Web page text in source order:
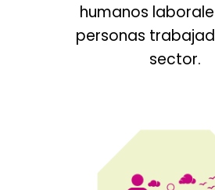
humanos
personas
sector.